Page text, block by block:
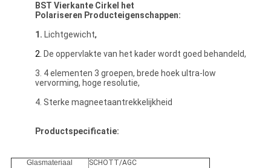
BST Vierkante Cirkel het
Polariseren Producteigenschappen:
1. Lichtgewicht,
2. De oppervlakte van het kader wordt goed behandeld,
3. 4 elementen 3 groepen, brede hoek ultra-low
vervorming, hoge resolutie,
4. Sterke magneetaantrekkelijkheid
Productspecificatie:
Glasmateriaal SCHOTT/AGC